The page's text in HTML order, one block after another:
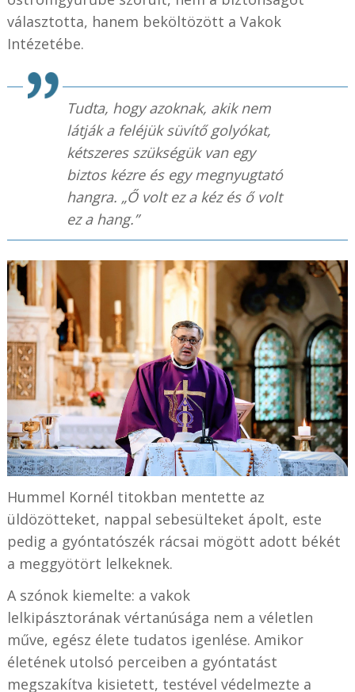
választotta, hanem beköltözött a Vakok
Intézetébe.
Tudta, hogy azoknak, akik nem
látják a feléjük süvítő golyókat,
kétszeres szükségük van egy
biztos kézre és egy megnyugtató
hangra. „Ő volt ez a kéz és ő volt
ez a hang.”
Hummel Kornél titokban mentette az
üldözötteket, nappal sebesülteket ápolt, este
pedig a gyóntatószék rácsai mögött adott békét
a meggyötört lelkeknek.
A szónok kiemelte: a vakok
lelkipásztorának vértanúsága nem a véletlen
műve, egész élete tudatos igenlése. Amikor
életének utolsó perceiben a gyóntatást
megszakítva kisietett, testével védelmezte a